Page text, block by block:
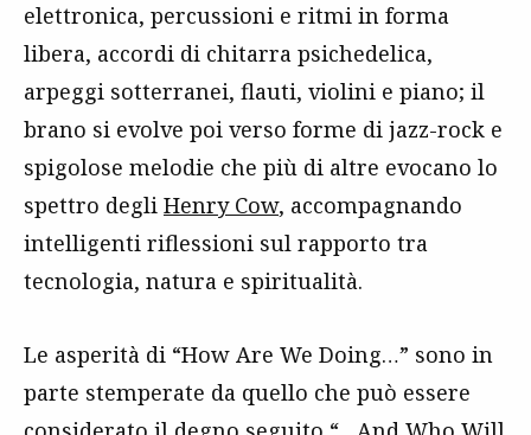
elettronica, percussioni e ritmi in forma
libera, accordi di chitarra psichedelica,
arpeggi sotterranei, flauti, violini e piano; il
brano si evolve poi verso forme di jazz-rock e
spigolose melodie che più di altre evocano lo
spettro degli Henry Cow, accompagnando
intelligenti riflessioni sul rapporto tra
tecnologia, natura e spiritualità.
Le asperità di “How Are We Doing…” sono in
parte stemperate da quello che può essere